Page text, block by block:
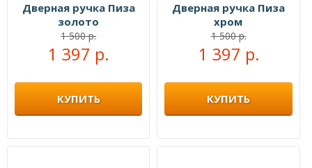
Дверная ручка Пиза
золото
1 500 р.
1 397 р.
КУПИТЬ
Дверная ручка Пиза
хром
1 500 р.
1 397 р.
КУПИТЬ